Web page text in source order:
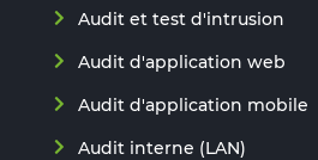
Audit et test d'intrusion
Audit d'application web
Audit d'application mobile
Audit interne (LAN)